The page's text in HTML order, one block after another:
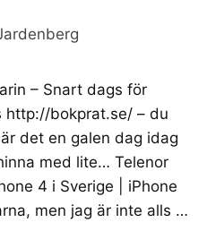
– Snart dags för
http://bokprat.se/ – du
det en galen dag idag
med lite… Telenor
4 i Sverige | iPhone
men jag är inte alls …